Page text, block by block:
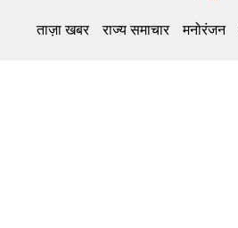
ताज़ा खबर राज्य समाचार मनोरंजन